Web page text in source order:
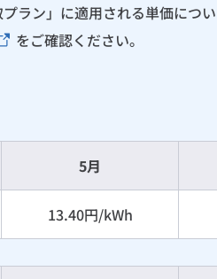
ラン」に適用される単価につ
をご確認ください。
5月
13.40円/kWh